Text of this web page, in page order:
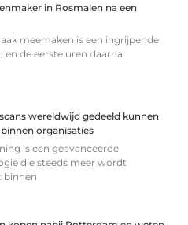
in Rosmalen na een
meemaken is een ingrijpende
en de eerste uren daarna
wereldwijd gedeeld kunnen
organisaties
is een geavanceerde
die steeds meer wordt
binnen